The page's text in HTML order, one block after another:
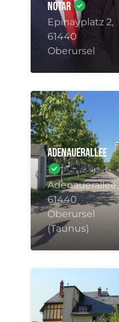
Epinayplatz 2,
61440
Oberursel
Adenauerallee
Adenauerallee,
61440
Oberursel
(Taunus)